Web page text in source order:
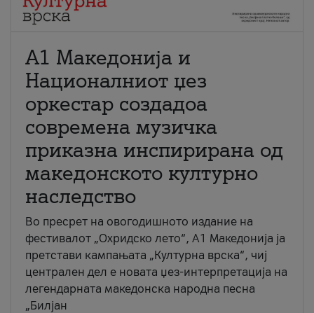
А1 Македонија и
Националниот џез
оркестар создадоа
современа музичка
приказна инспирирана од
македонското културно
наследство
Во пресрет на овогодишното издание на
фестивалот „Охридско лето“, А1 Македонија ја
претстави кампањата „Културна врска“, чиј
централен дел е новата џез-интерпретација на
легендарната македонска народна песна
„Билјан